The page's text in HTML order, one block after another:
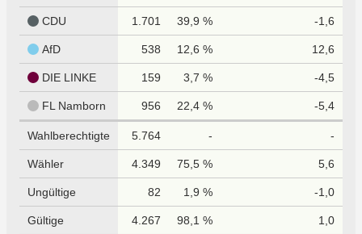
CDU 1.701 39,9 % -1,6
AfD 538 12,6 % 12,6
DIE LINKE 159 3,7 % -4,5
FL Namborn 956 22,4 % -5,4
Wahlberechtigte 5.764 - -
Wähler 4.349 75,5 % 5,6
Ungültige 82 1,9 % -1,0
Gültige 4.267 98,1 % 1,0